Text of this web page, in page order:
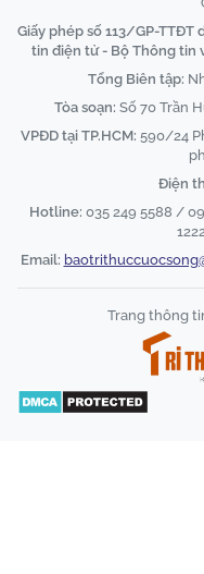
Giấy phép số 113/GP-
tin điện tử - Bộ Thông tin
Tổng Biên tập:
Tòa soạn: Số 70 Trần
VPĐD tại TP.HCM: 590/24
Điện
Hotline: 035 249 5588 /
Email:
Trang thông